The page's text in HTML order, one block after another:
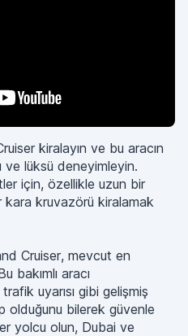
kiralayın ve bu aracın
ve lüksü deneyimleyin.
için, özellikle uzun bir
kruvazörü kiralamak
Cruiser, mevcut en
bakımlı aracı
uyarısı gibi gelişmiş
olduğunu bilerek güvenle
yolcu olun, Dubai ve